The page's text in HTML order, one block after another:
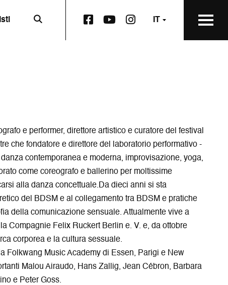
c
e
o
o
k
S
q
u
a
r
e
s
L
u
t
b
e
s
i
a
p
r
e
i
n
u
L
s
t
g
r
a
m
s
i
a
e
IT
e performer, direttore artistico e curatore del festival
che fondatore e direttore del laboratorio performativo -
contemporanea e moderna, improvisazione, yoga,
come coreografo e ballerino per moltissime
alla danza concettuale.Da dieci anni si sta
del BDSM e al collegamento tra BDSM e pratiche
della comunicazione sensuale. Attualmente vive a
Compagnie Felix Ruckert Berlin e. V. e, da ottobre
corporea e la cultura sessuale.
Folkwang Music Academy di Essen, Parigi e New
Malou Airaudo, Hans Zallig, Jean Cébron, Barbara
e Peter Goss.